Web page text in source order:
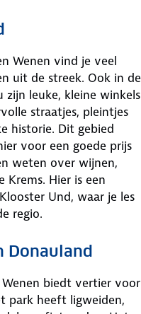
Wenen vind je veel
uit de streek. Ook in de
zijn leuke, kleine winkels
straatjes, pleintjes
historie. Dit gebied
voor een goede prijs
weten over wijnen,
Hier is een
Und, waar je les
regio.
Donauland
biedt vertier voor
park heeft ligweiden,